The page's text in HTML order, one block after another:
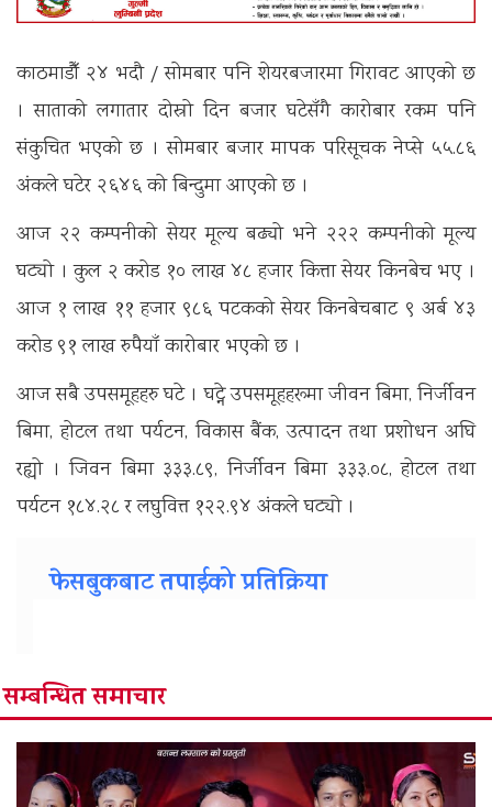
काठमाडौँ २४ भदौ / सोमबार पनि शेयरबजारमा गिरावट आएको छ
। साताको लगातार दोस्रो दिन बजार घटेसँगै कारोबार रकम पनि
संकुचित भएको छ । सोमबार बजार मापक परिसूचक नेप्से ५५.८६
अंकले घटेर २६४६ को बिन्दुमा आएको छ ।
आज २२ कम्पनीको सेयर मूल्य बढ्यो भने २२२ कम्पनीको मूल्य
घट्यो । कुल २ करोड १० लाख ४८ हजार कित्ता सेयर किनबेच भए ।
आज १ लाख ११ हजार ९८६ पटकको सेयर किनबेचबाट ९ अर्ब ४३
करोड ९१ लाख रुपैयाँ कारोबार भएको छ ।
आज सबै उपसमूहहरु घटे । घट्ने उपसमूहहरूमा जीवन बिमा, निर्जीवन
बिमा, होटल तथा पर्यटन, विकास बैंक, उत्पादन तथा प्रशोधन अघि
रह्यो । जिवन बिमा ३३३.८९, निर्जीवन बिमा ३३३.०८, होटल तथा
पर्यटन १८४.२८ र लघुवित्त १२२.९४ अंकले घट्यो ।
फेसबुकबाट तपाईको प्रतिक्रिया
सम्बन्धित समाचार